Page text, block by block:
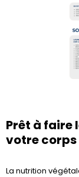
Prêt à faire
votre corps
La nutrition